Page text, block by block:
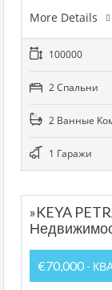
More Details
100000
2 Cпальни
2 Bанные
1 Гаражи
»KEYA
€70,000 -